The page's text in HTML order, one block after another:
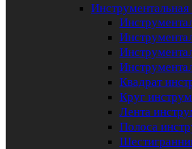
Инструментальная
Квадрат
Круг
Лента
Полоса